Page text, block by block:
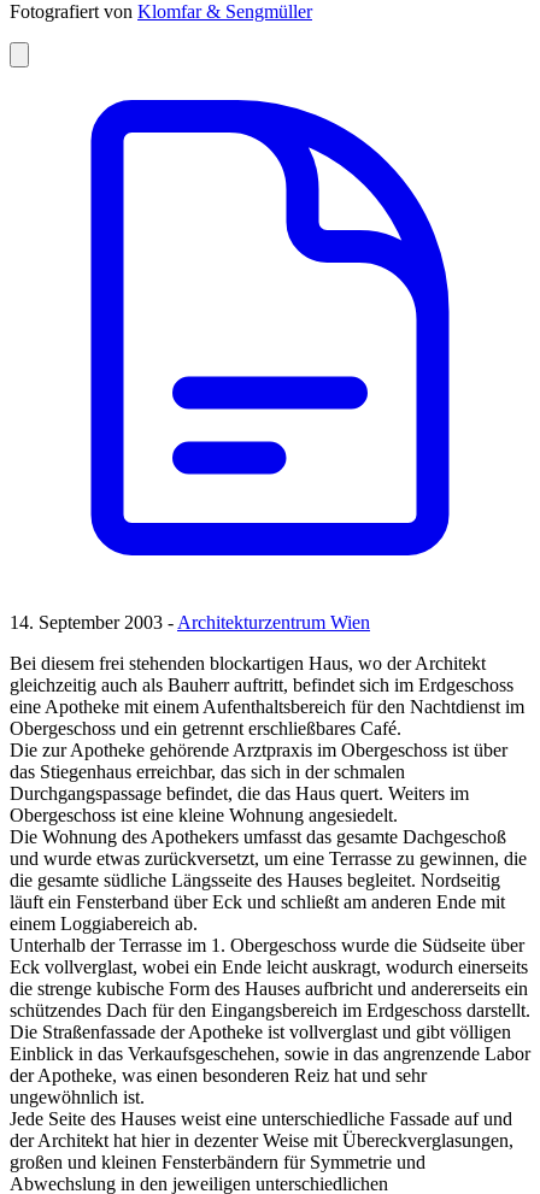
Fotografiert von Klomfar & Sengmüller
14. September 2003 -Architekturzentrum Wien
Bei diesem frei stehenden blockartigen Haus, wo der Architekt
gleichzeitig auch als Bauherr auftritt, befindet sich im Erdgeschoss
eine Apotheke mit einem Aufenthaltsbereich für den Nachtdienst im
Obergeschoss und ein getrennt erschließbares Café.
Die zur Apotheke gehörende Arztpraxis im Obergeschoss ist über
das Stiegenhaus erreichbar, das sich in der schmalen
Durchgangspassage befindet, die das Haus quert. Weiters im
Obergeschoss ist eine kleine Wohnung angesiedelt.
Die Wohnung des Apothekers umfasst das gesamte Dachgeschoß
und wurde etwas zurückversetzt, um eine Terrasse zu gewinnen, die
die gesamte südliche Längsseite des Hauses begleitet. Nordseitig
läuft ein Fensterband über Eck und schließt am anderen Ende mit
einem Loggiabereich ab.
Unterhalb der Terrasse im 1. Obergeschoss wurde die Südseite über
Eck vollverglast, wobei ein Ende leicht auskragt, wodurch einerseits
die strenge kubische Form des Hauses aufbricht und andererseits ein
schützendes Dach für den Eingangsbereich im Erdgeschoss darstellt.
Die Straßenfassade der Apotheke ist vollverglast und gibt völligen
Einblick in das Verkaufsgeschehen, sowie in das angrenzende Labor
der Apotheke, was einen besonderen Reiz hat und sehr
ungewöhnlich ist.
Jede Seite des Hauses weist eine unterschiedliche Fassade auf und
der Architekt hat hier in dezenter Weise mit Übereckverglasungen,
großen und kleinen Fensterbändern für Symmetrie und
Abwechslung in den jeweiligen unterschiedlichen